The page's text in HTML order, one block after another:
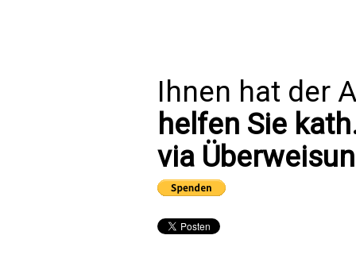
Ihnen hat der
helfen Sie
via